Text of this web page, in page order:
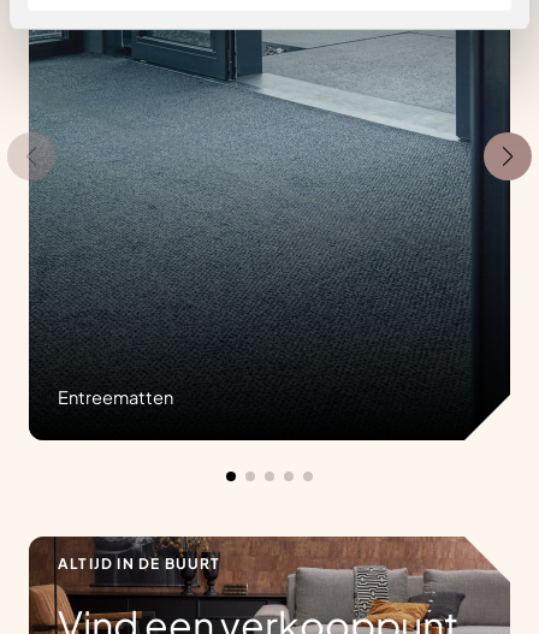
Entreematten
ALTIJD IN DE BUURT
Vind een verkooppunt